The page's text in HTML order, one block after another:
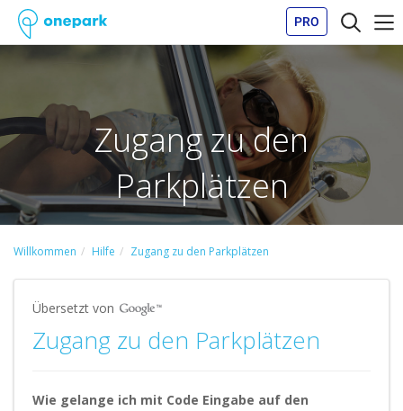
PRO
Zugang zu den
Parkplätzen
Willkommen Hilfe Zugang zu den Parkplätzen
Übersetzt von
Zugang zu den Parkplätzen
Wie gelange ich mit Code Eingabe auf den